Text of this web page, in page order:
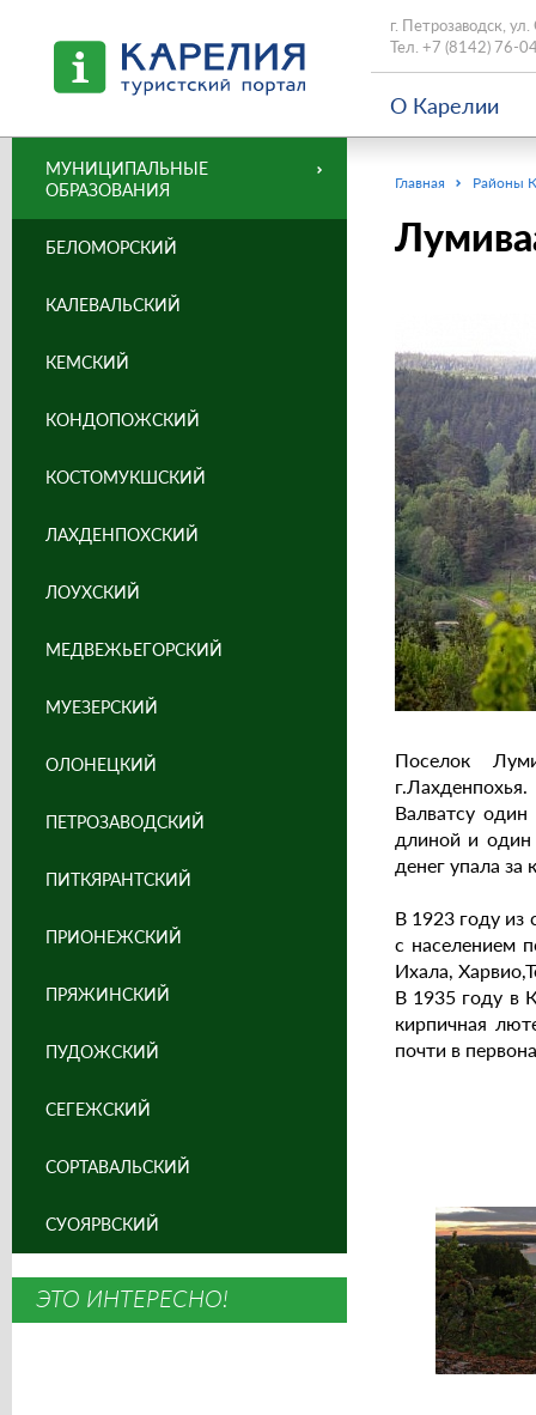
г. Петрозаводск,
Тел. +7 (8142) 76-
О Карелии
Главная Районы
Поселок
Валватсу
длиной и один
денег упала
В 1923 году из
с населением
Ихала,
В 1935 году в
кирпичная
почти в
МУНИЦИПАЛЬНЫЕ
ОБРАЗОВАНИЯ
БЕЛОМОРСКИЙ
КАЛЕВАЛЬСКИЙ
КЕМСКИЙ
КОНДОПОЖСКИЙ
КОСТОМУКШСКИЙ
ЛАХДЕНПОХСКИЙ
ЛОУХСКИЙ
МЕДВЕЖЬЕГОРСКИЙ
МУЕЗЕРСКИЙ
ОЛОНЕЦКИЙ
ПЕТРОЗАВОДСКИЙ
ПИТКЯРАНТСКИЙ
ПРИОНЕЖСКИЙ
ПРЯЖИНСКИЙ
ПУДОЖСКИЙ
СЕГЕЖСКИЙ
СОРТАВАЛЬСКИЙ
СУОЯРВСКИЙ
ЭТО ИНТЕРЕСНО!